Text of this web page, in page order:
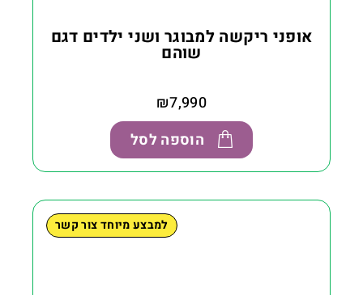
אופני ריקשה למבוגר ושני ילדים דגם
שוהם
₪7,990
הוספה לסל
למבצע מיוחד צור קשר